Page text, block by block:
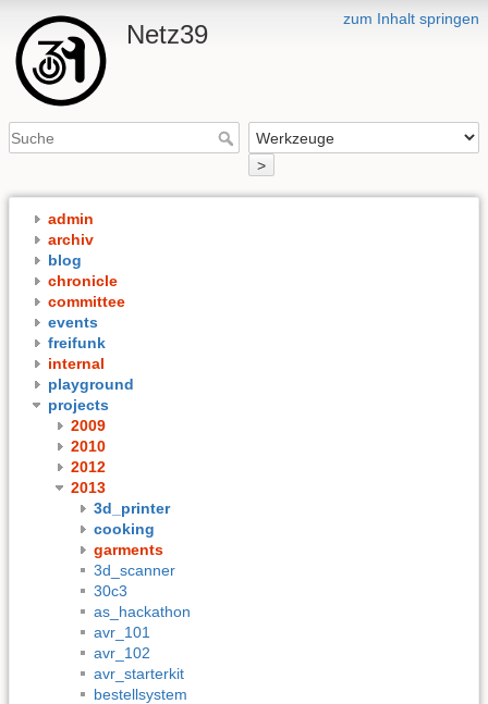
zum Inhalt springen
Netz39
>
admin
archiv
blog
chronicle
committee
events
freifunk
internal
playground
projects
2009
2010
2012
2013
3d_printer
cooking
garments
3d_scanner
30c3
as_hackathon
avr_101
avr_102
avr_starterkit
bestellsystem